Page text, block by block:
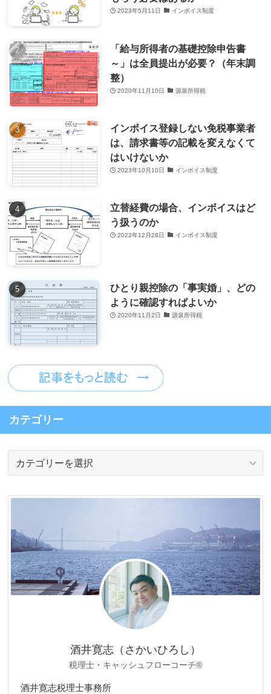
2023年5月11日 インボイス制度
「給与所得者の基礎控除申告書
～」は全員提出が必要？（年末調
整）
2020年11月10日 源泉所得税
インボイス登録しない免税事業者
は、請求書等の記載を変えなくて
はいけないか
2023年10月10日 インボイス制度
立替経費の場合、インボイスはど
う扱うのか
2022年12月28日 インボイス制度
ひとり親控除の「事実婚」、どの
ように確認すればよいか
2020年11月2日 源泉所得税
カテゴリー
リ
酒井寛志（さかいひろし）
税理士・キャッシュフローコーチ®
酒井寛志税理士事務所